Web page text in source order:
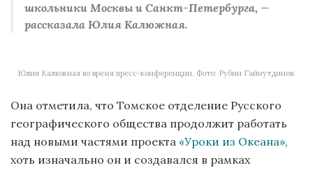
школьники Москвы и Санкт-Петербурга, —
рассказала Юлия Калюжная.
Юлия Калюжная во время пресс-конференции. Фото: Рубин Гайнутдинов.
Она отметила, что Томское отделение Русского
географического общества продолжит работать
над новыми частями проекта «Уроки из Океана»,
хоть изначально он и создавался в рамках